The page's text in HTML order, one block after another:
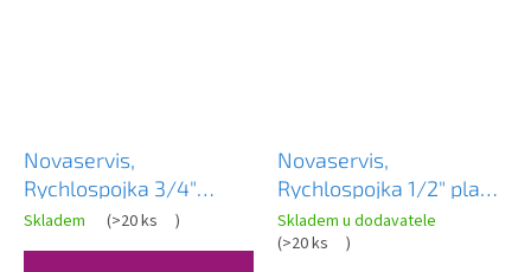
Novaservis,
Rychlospojka 3/4"
mosadz, DY8029C
Skladem (>20 ks )
Novaservis,
Rychlospojka 1/2" plast,
DY8010
Skladem u dodavatele
(>20 ks )